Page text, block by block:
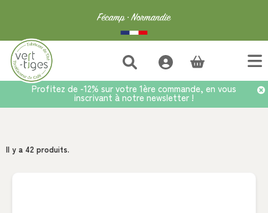
Profitez de -12% sur votre 1ère commande, en vous
inscrivant à notre newsletter !
Il y a 42 produits.